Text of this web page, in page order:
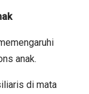
anak.
di mata